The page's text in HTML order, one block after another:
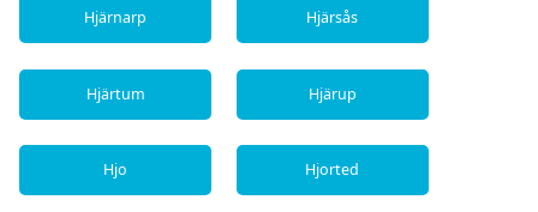
Hjärnarp Hjärsås
Hjärtum Hjärup
Hjo Hjorted